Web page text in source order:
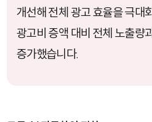
개선해 전체 광고 효율을 극대
광고비 증액 대비 전체 노출량
증가했습니다.